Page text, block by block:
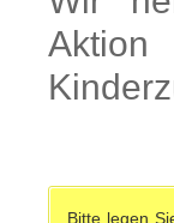
Bitte legen